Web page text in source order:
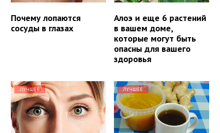
Почему лопаются
сосуды в глазах
Алоэ и еще 6 растений
в вашем доме,
которые могут быть
опасны для вашего
здоровья
ЛУЧШЕЕ ЛУЧШЕЕ